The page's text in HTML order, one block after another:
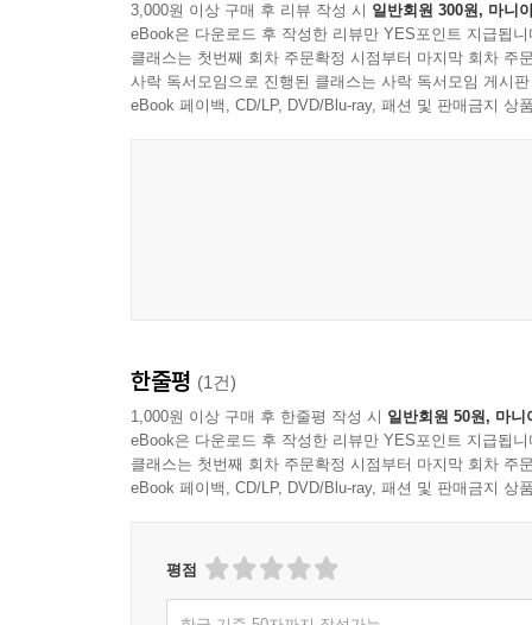
4.l 서술문
4.2 의문문
4.3 청유문
4.4 명령문
5.3 주·사동문
5.4 동의문
5.5 반의문
1. 논리의미론의 개념과 유형
2. 진리조건의미론
3,000원 이상 구매 후 리뷰 작성 시 일반회원 300원, 마니
eBook은 다운로드 후 작성한 리뷰만 YES포인트 지급됩니
클래스는 첫번째 회차 주문확정 시점부터 마지막 회차 주
사락 독서모임으로 진행된 클래스는 사락 독서모임 게시
eBook 페이백, CD/LP, DVD/Blu-ray, 패션 및 판매금지 상
한줄평 (1건)
1,000원 이상 구매 후 한줄평 작성 시 일반회원 50원, 마니
eBook은 다운로드 후 작성한 리뷰만 YES포인트 지급됩니
클래스는 첫번째 회차 주문확정 시점부터 마지막 회차 주
eBook 페이백, CD/LP, DVD/Blu-ray, 패션 및 판매금지 상
평점